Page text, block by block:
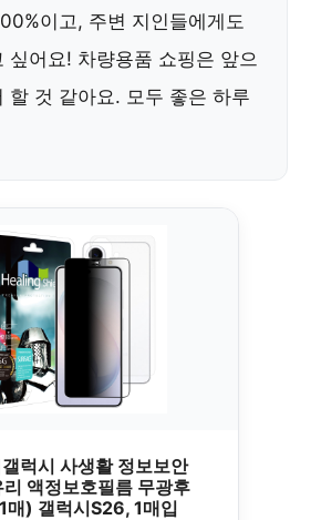
이고, 주변 지인들에게도
싶어요! 차량용품 쇼핑은 앞으
할 것 같아요. 모두 좋은 하루
럭시 사생활 정보보안
리 액정보호필름 무광후
매) 갤럭시S26, 1매입